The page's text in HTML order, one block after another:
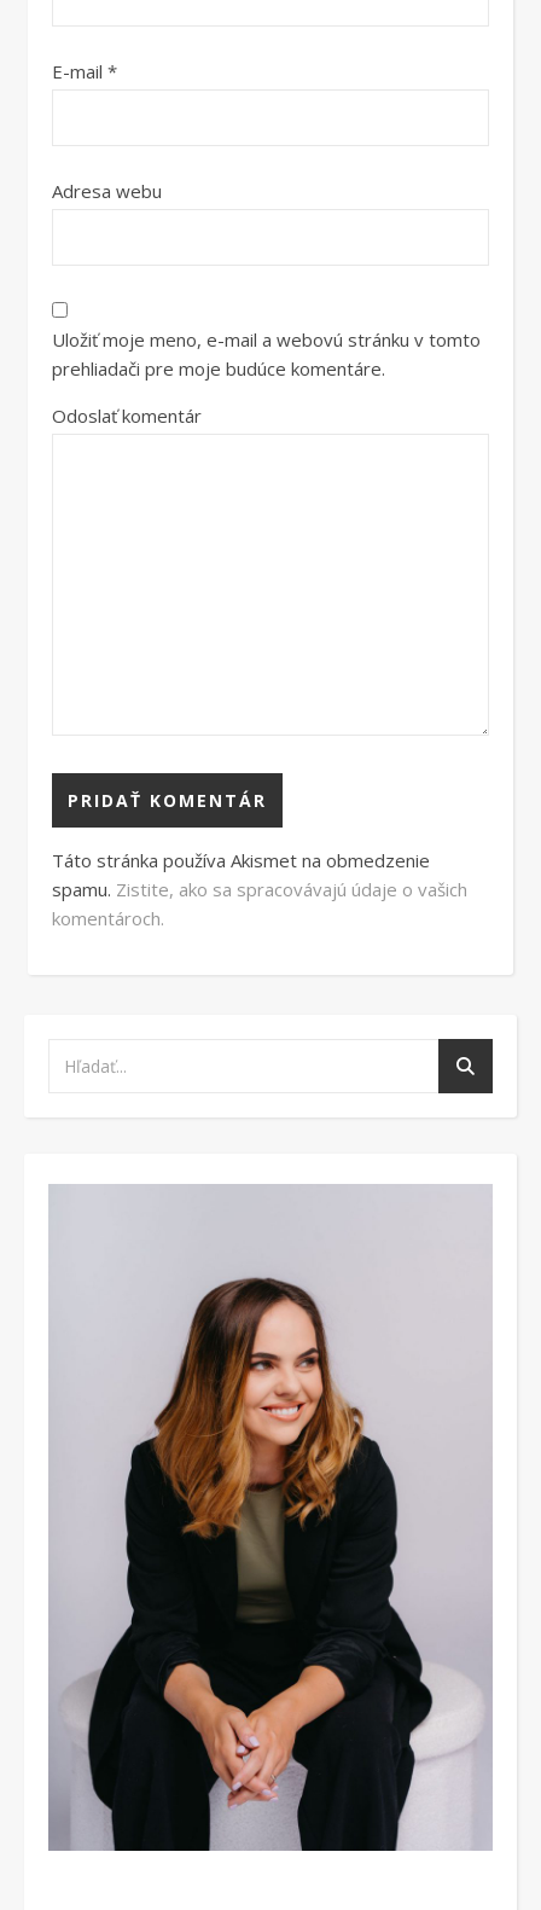
E-mail *
Adresa webu
Uložiť moje meno, e-mail a webovú stránku v tomto
prehliadači pre moje budúce komentáre.
Odoslať komentár
Táto stránka používa Akismet na obmedzenie
spamu. Zistite, ako sa spracovávajú údaje o vašich
komentároch.